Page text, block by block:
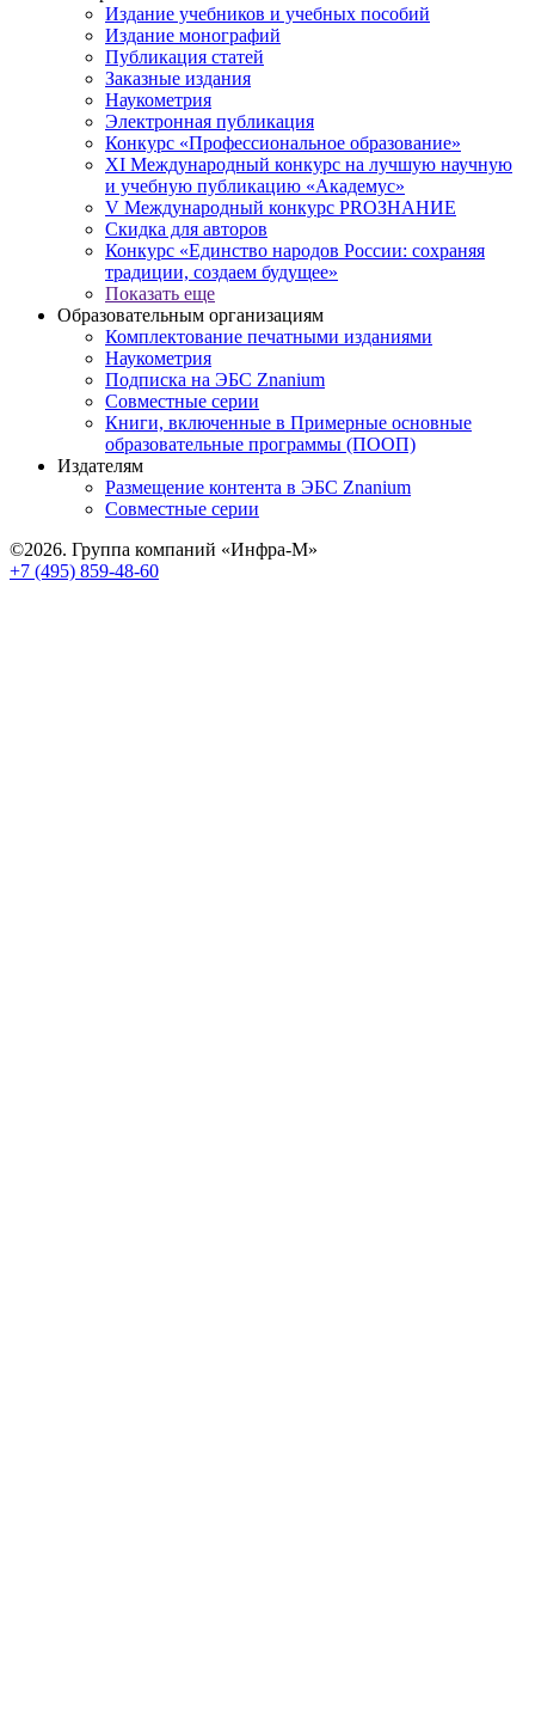
Издание учебников и учебных пособий
Издание монографий
Публикация статей
Заказные издания
Наукометрия
Электронная публикация
Конкурс «Профессиональное образование»
XI Международный конкурс на лучшую научную
и учебную публикацию «Академус»
V Международный конкурс PROЗНАНИЕ
Скидка для авторов
Конкурс «Единство народов России: сохраняя
традиции, создаем будущее»
Показать еще
Образовательным организациям
Комплектование печатными изданиями
Наукометрия
Подписка на ЭБС Znanium
Совместные серии
Книги, включенные в Примерные основные
образовательные программы (ПООП)
Издателям
Размещение контента в ЭБС Znanium
Совместные серии
©2026. Группа компаний «Инфра-М»
+7 (495) 859-48-60